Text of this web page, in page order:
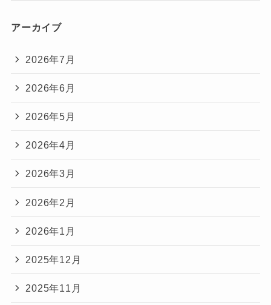
アーカイブ
2026年7月
2026年6月
2026年5月
2026年4月
2026年3月
2026年2月
2026年1月
2025年12月
2025年11月